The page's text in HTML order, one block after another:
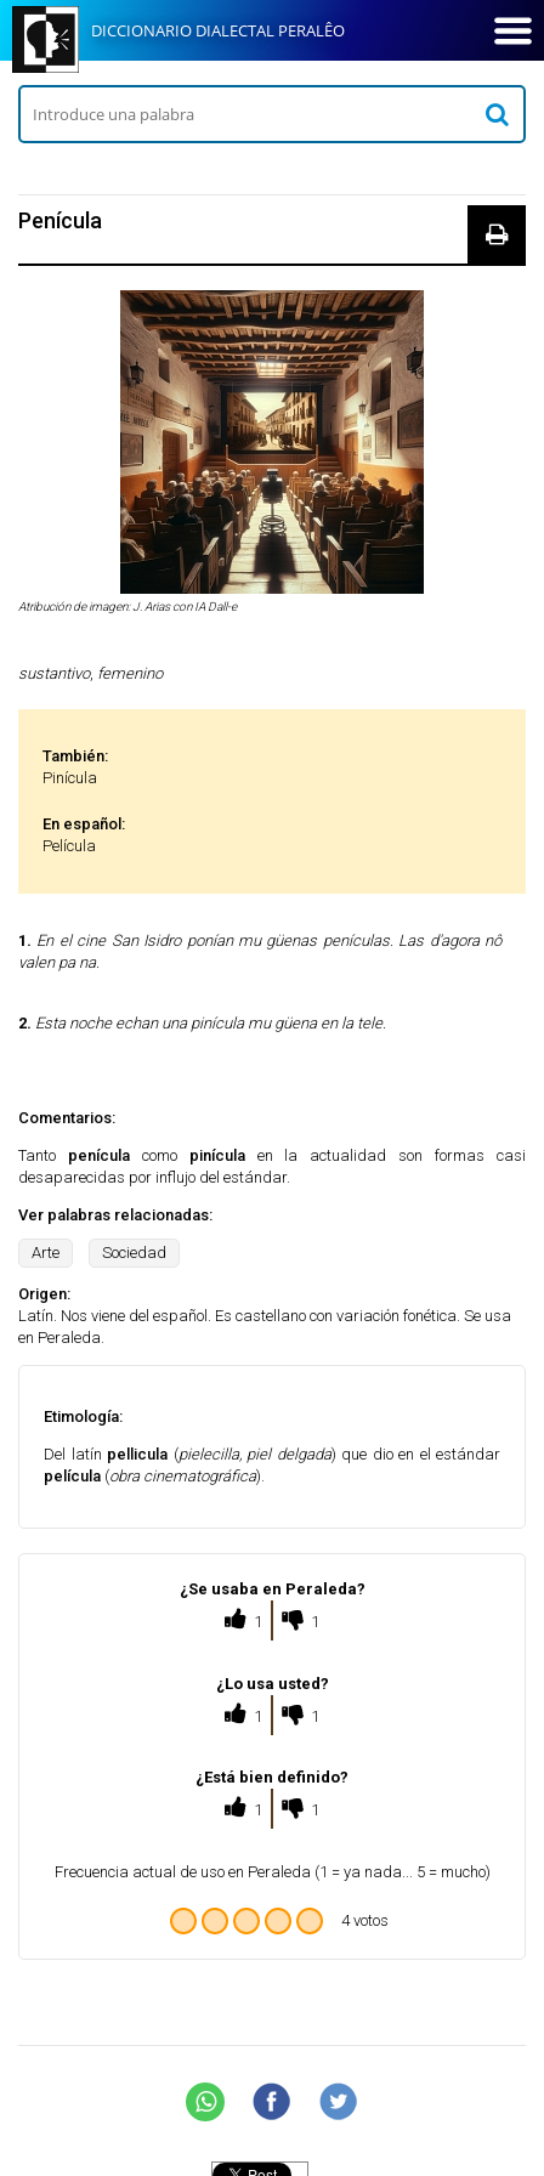
DICCIONARIO DIALECTAL PERALÊO
Penícula
Atribución de imagen: J. Arias con IA Dall-e
sustantivo, femenino
También:
Pinícula
En español:
Película
1. En el cine San Isidro ponían mu güenas penículas. Las d'agora nô
valen pa na.
2. Esta noche echan una pinícula mu güena en la tele.
Comentarios:
Tanto penícula como pinícula en la actualidad son formas casi
desaparecidas por influjo del estándar.
Ver palabras relacionadas:
Arte Sociedad
Origen:
Latín. Nos viene del español. Es castellano con variación fonética. Se usa
en Peraleda.
Etimología:
Del latín pellicula (pielecilla, piel delgada) que dio en el estándar
película (obra cinematográfica).
¿Se usaba en Peraleda?
1
1
¿Lo usa usted?
1
1
¿Está bien definido?
1
1
Frecuencia actual de uso en Peraleda (1 = ya nada... 5 = mucho)
4 votos